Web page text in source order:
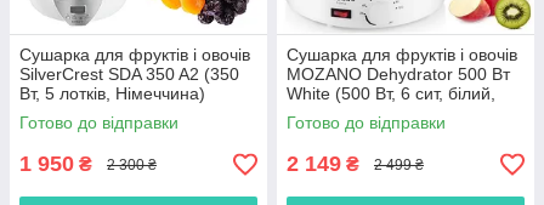
Сушарка для фруктів і овочів
SilverCrest SDA 350 A2 (350
Вт, 5 лотків, Німеччина)
Готово до відправки
1 950 ₴ 2 300 ₴
Сушарка для фруктів і овочів
MOZANO Dehydrator 500 Вт
White (500 Вт, 6 сит, білий,
Польща)
Готово до відправки
2 149 ₴ 2 499 ₴